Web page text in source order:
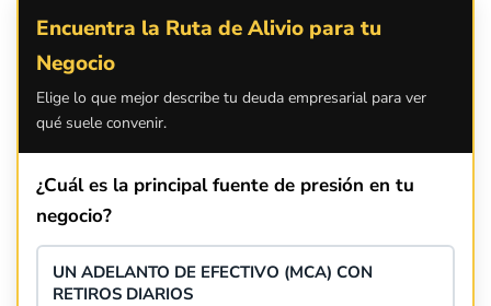
Encuentra la Ruta de Alivio para tu
Negocio
Elige lo que mejor describe tu deuda empresarial para ver
qué suele convenir.
¿Cuál es la principal fuente de presión en tu
negocio?
UN ADELANTO DE EFECTIVO (MCA) CON
RETIROS DIARIOS